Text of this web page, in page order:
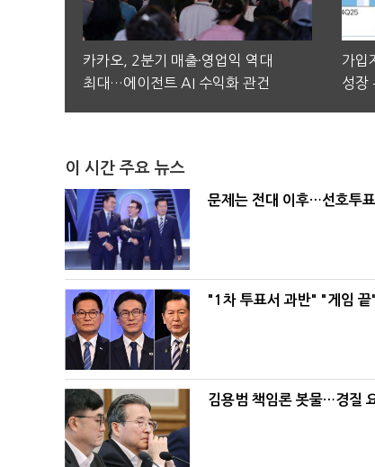
카카오, 2분기 매출·영업익 역대
최대…에이전트 AI 수익화 관건
가입
성장
이 시간 주요 뉴스
문제는 전대 이후…선호투
"1차 투표서 과반" "게임
김용범 책임론 봇물…경질